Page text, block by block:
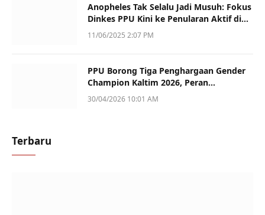
Anopheles Tak Selalu Jadi Musuh: Fokus
Dinkes PPU Kini ke Penularan Aktif di
Sotek
11/06/2025 2:07 PM
PPU Borong Tiga Penghargaan Gender
Champion Kaltim 2026, Peran
Perempuan Jadi Sorotan
30/04/2026 10:01 AM
Terbaru